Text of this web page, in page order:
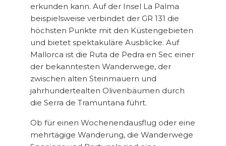
erkunden kann. Auf der Insel La Palma
beispielsweise verbindet der GR 131 die
höchsten Punkte mit den Küstengebieten
und bietet spektakuläre Ausblicke. Auf
Mallorca ist die Ruta de Pedra en Sec einer
der bekanntesten Wanderwege, der
zwischen alten Steinmauern und
jahrhundertealten Olivenbäumen durch
die Serra de Tramuntana führt.
Ob für einen Wochenendausflug oder eine
mehrtägige Wanderung, die Wanderwege